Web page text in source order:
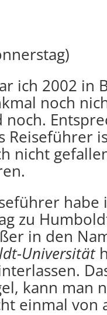
ich 2002 in
noch
noch.
Reiseführer
nicht
habe
zu
in den
Universität
kann man
einmal von